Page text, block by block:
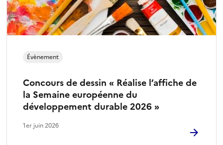
Concours de dessin « Réalise l’affiche de
la Semaine européenne du
développement durable 2026 »
Évènement
1er juin 2026